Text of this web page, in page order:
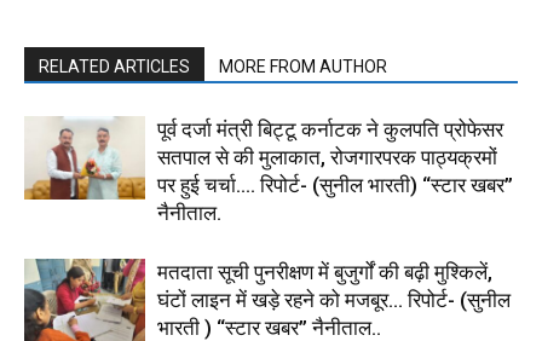
RELATED ARTICLES MORE FROM AUTHOR
पूर्व दर्जा मंत्री बिट्टू कर्नाटक ने कुलपति प्रोफेसर
सतपाल से की मुलाकात, रोजगारपरक पाठ्यक्रमों
पर हुई चर्चा…. रिपोर्ट- (सुनील भारती) “स्टार खबर”
नैनीताल.
मतदाता सूची पुनरीक्षण में बुजुर्गों की बढ़ी मुश्किलें,
घंटों लाइन में खड़े रहने को मजबूर… रिपोर्ट- (सुनील
भारती ) “स्टार खबर” नैनीताल..